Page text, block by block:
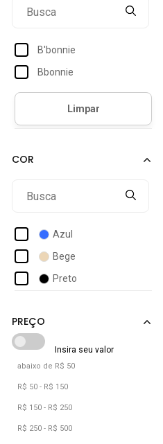
B'bonnie
Bbonnie
Azul
Bege
Preto
abaixo de R$ 50
R$ 50 - R$ 150
R$ 150 - R$ 250
R$ 250 - R$ 500